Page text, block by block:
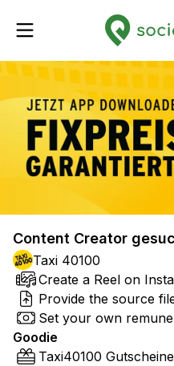
Content Creator
Taxi 40100
Create a Reel on
Provide the source
Set your own
Goodie
Taxi40100 Gutscheine